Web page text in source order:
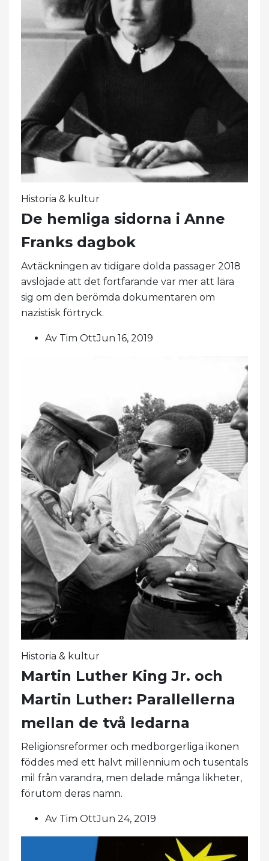
Historia & kultur
De hemliga sidorna i Anne
Franks dagbok
Avtäckningen av tidigare dolda passager 2018
avslöjade att det fortfarande var mer att lära
sig om den berömda dokumentaren om
nazistisk förtryck.
Av Tim OttJun 16, 2019
Historia & kultur
Martin Luther King Jr. och
Martin Luther: Parallellerna
mellan de två ledarna
Religionsreformer och medborgerliga ikonen
föddes med ett halvt millennium och tusentals
mil från varandra, men delade många likheter,
förutom deras namn.
Av Tim OttJun 24, 2019